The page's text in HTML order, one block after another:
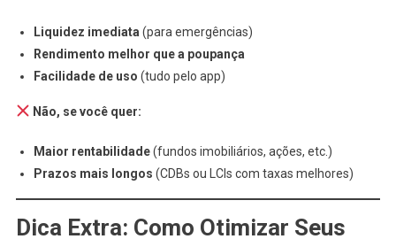
Liquidez imediata (para emergências)
Rendimento melhor que a poupança
Facilidade de uso (tudo pelo app)
Não, se você quer:
Maior rentabilidade(fundos imobiliários, ações, etc.)
Prazos mais longos (CDBs ou LCIs com taxas melhores)
Dica Extra: Como Otimizar Seus